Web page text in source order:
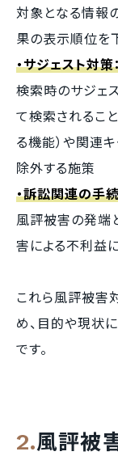
対象となる情報
果の表示順位を
・サジェスト対策
検索時のサジェ
て検索されるこ
る機能）や関連
除外する施策
・訴訟関連の手
風評被害の発端
害による不利益
これら風評被害
め、目的や現状
です。
風評被